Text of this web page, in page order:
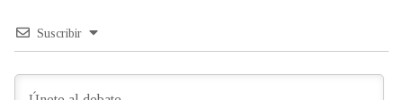
Suscribir